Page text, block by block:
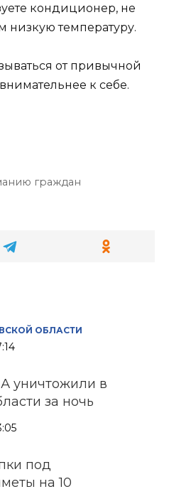
кондиционер, не
низкую температуру.
от привычной
к себе.
граждан
ОБЛАСТИ
уничтожили в
за ночь
под
на 10